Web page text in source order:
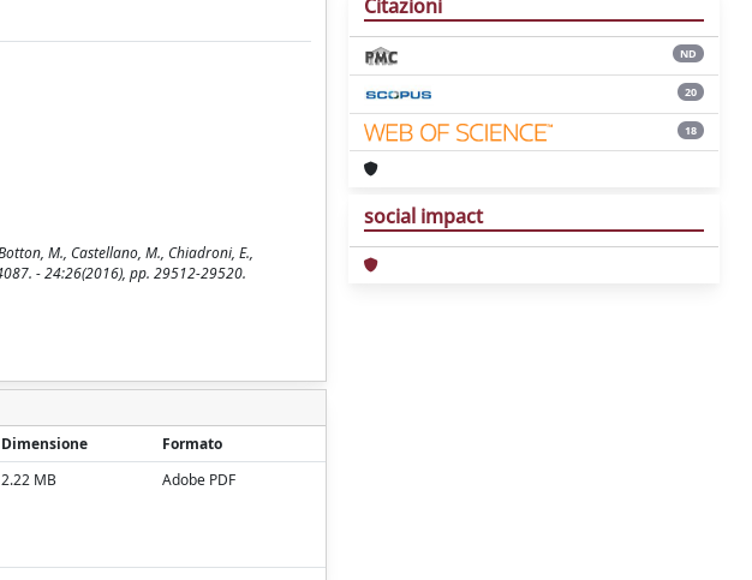
M., Castellano, M., Chiadroni, E.,
4087. - 24:26(2016), pp. 29512-29520.
Dimensione
Formato
2.22 MB Adobe PDF
Citazioni
ND
20
18
social impact